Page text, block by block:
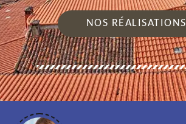
NOS RÉALISATIONS